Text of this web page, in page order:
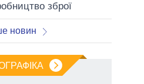
зброї
новин